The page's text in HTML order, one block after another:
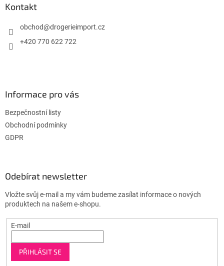
Kontakt
obchod@drogerieimport.cz
+420 770 622 722
Informace pro vás
Bezpečnostní listy
Obchodní podmínky
GDPR
Odebírat newsletter
Vložte svůj e-mail a my vám budeme zasílat informace o nových
produktech na našem e-shopu.
E-mail
PŘIHLÁSIT SE